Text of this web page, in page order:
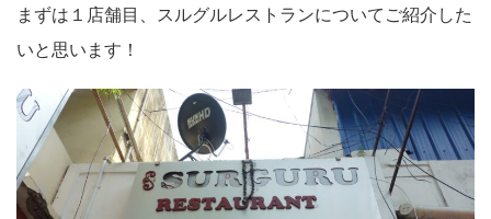
まずは１店舗目、スルグルレストランについてご紹介した
いと思います！